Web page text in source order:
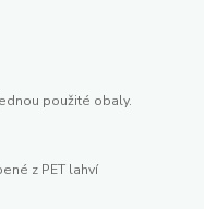
použité obaly.
z PET lahví